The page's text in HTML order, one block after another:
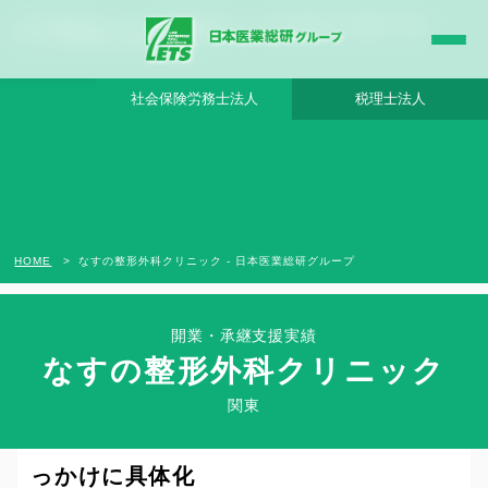
なすの整形外科クリニック - 日本医業総研グループ |日本医業総研｜医院開業・承継・
クリニック経営支援・医療モール開発
社会保険労務士法人 税理士法人
開業・承継支援実績
なすの整形外科クリニック
関東
HOME なすの整形外科クリニック - 日本医業総研グループ
Clinic Success Case
っかけに具体化